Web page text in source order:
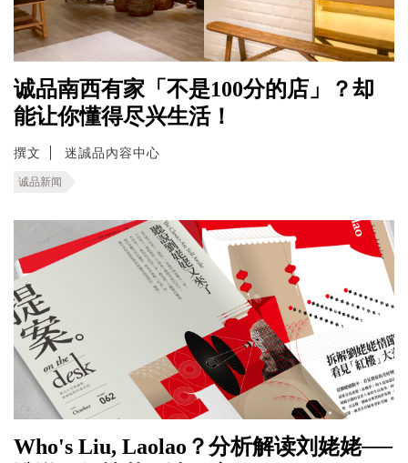
诚品南西有家「不是100分的店」？却
能让你懂得尽兴生活！
撰文 迷誠品內容中心
诚品新闻
Who's Liu, Laolao？分析解读刘姥姥──